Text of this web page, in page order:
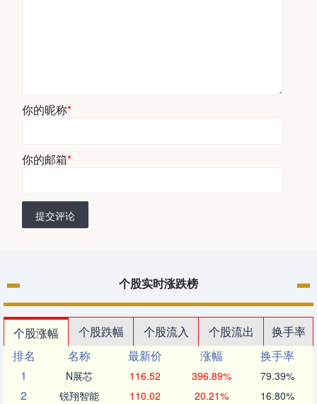
你的昵称*
你的邮箱*
提交评论
个股实时涨跌榜
个股涨幅 个股跌幅 个股流入 个股流出
换手率
排名
名称 最新价 涨幅
换手率
1
N展芯 116.52 396.89% 79.39%
2 锐翔智能 110.02 20.21% 16.80%